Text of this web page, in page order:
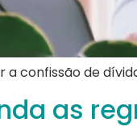
a confissão de
as